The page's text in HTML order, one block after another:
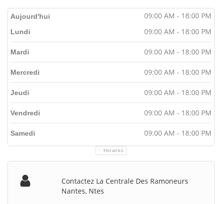
Aujourd'hui 09:00 AM - 18:00 PM
Horaires
Lundi 09:00 AM - 18:00 PM
Mardi 09:00 AM - 18:00 PM
Mercredi 09:00 AM - 18:00 PM
Jeudi 09:00 AM - 18:00 PM
Vendredi 09:00 AM - 18:00 PM
Samedi 09:00 AM - 18:00 PM
Contactez La Centrale Des Ramoneurs
Nantes, Ntes